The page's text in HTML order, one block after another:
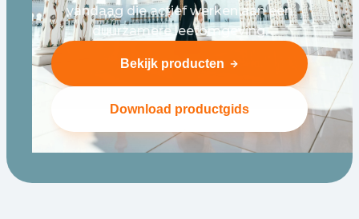
vandaag die actief werken aan een
duurzamere leefomgeving.
Bekijk producten
Download productgids